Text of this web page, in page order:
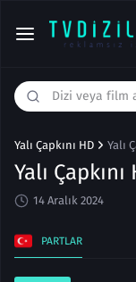
Yalı Çapkını HD Yalı
Yalı Çapkını
14 Aralık 2024
PARTLAR